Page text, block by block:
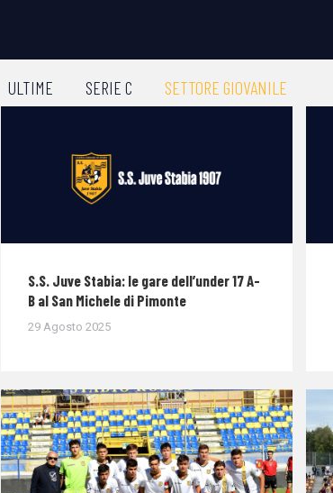
ULTIME SERIE C SETTORE GIOVANILE
S.S. Juve Stabia: le gare dell’under 17 A-
B al San Michele di Pimonte
29 Agosto 2025